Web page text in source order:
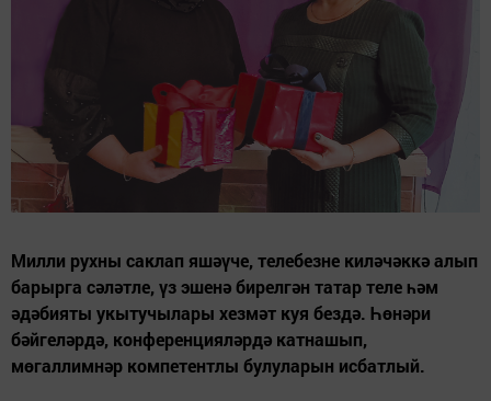
Милли рухны саклап яшәүче, телебезне киләчәккә алып
барырга сәләтле, үз эшенә бирелгән татар теле һәм
әдәбияты укытучылары хезмәт куя бездә. Һөнәри
бәйгеләрдә, конференцияләрдә катнашып,
мөгаллимнәр компетентлы булуларын исбатлый.